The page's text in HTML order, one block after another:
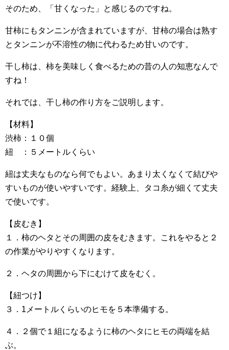
そのため、「甘くなった」と感じるのですね。
甘柿にもタンニンが含まれていますが、甘柿の場合は熟す
とタンニンが不溶性の物に代わるため甘いのです。
干し柿は、柿を美味しく食べるための昔の人の知恵なんで
すね！
それでは、干し柿の作り方をご説明します。
【材料】
渋柿：１０個
紐 ：５メートルくらい
紐は丈夫なものなら何でもよい。あまり太くなくて結びや
すいものが使いやすいです。経験上、タコ糸が細くて丈夫
で使いです。
【皮むき】
１．柿のヘタとその周囲の皮をむきます。これをやると２
の作業がやりやすくなります。
２．ヘタの周囲から下にむけて皮をむく。
【紐つけ】
３．1メートルくらいのヒモを５本準備する。
４．２個で１組になるように柿のヘタにヒモの両端を結
ぶ。